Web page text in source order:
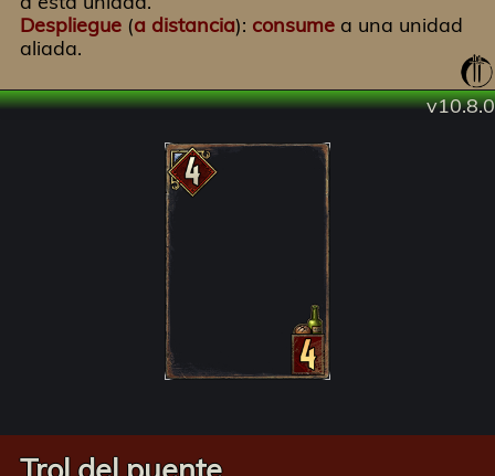
Despliegue (a distancia): consume a una unidad
aliada.
v10.8.0